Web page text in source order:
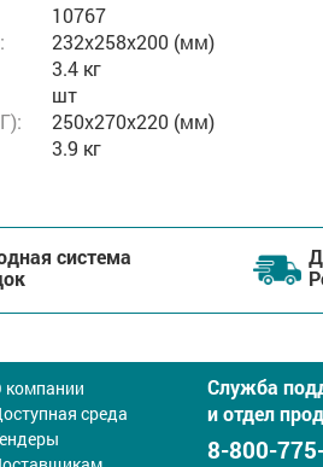
10767
232x258x200 (мм)
3.4 кг
шт
250x270x220 (мм)
3.9 кг
система
компании
среда
Служба
и отдел
8-800-